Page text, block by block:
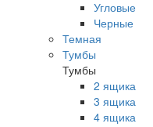
Угловые
Черные
Темная
Тумбы
Тумбы
2 ящика
3 ящика
4 ящика